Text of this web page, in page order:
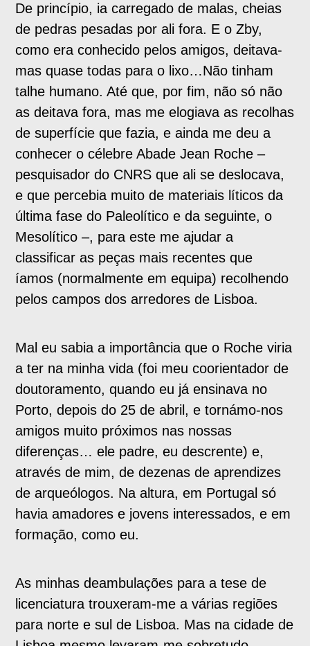
De princípio, ia carregado de malas, cheias
de pedras pesadas por ali fora. E o Zby,
como era conhecido pelos amigos, deitava-
mas quase todas para o lixo…Não tinham
talhe humano. Até que, por fim, não só não
as deitava fora, mas me elogiava as recolhas
de superfície que fazia, e ainda me deu a
conhecer o célebre Abade Jean Roche –
pesquisador do CNRS que ali se deslocava,
e que percebia muito de materiais líticos da
última fase do Paleolítico e da seguinte, o
Mesolítico –, para este me ajudar a
classificar as peças mais recentes que
íamos (normalmente em equipa) recolhendo
pelos campos dos arredores de Lisboa.
Mal eu sabia a importância que o Roche viria
a ter na minha vida (foi meu coorientador de
doutoramento, quando eu já ensinava no
Porto, depois do 25 de abril, e tornámo-nos
amigos muito próximos nas nossas
diferenças… ele padre, eu descrente) e,
através de mim, de dezenas de aprendizes
de arqueólogos. Na altura, em Portugal só
havia amadores e jovens interessados, e em
formação, como eu.
As minhas deambulações para a tese de
licenciatura trouxeram-me a várias regiões
para norte e sul de Lisboa. Mas na cidade de